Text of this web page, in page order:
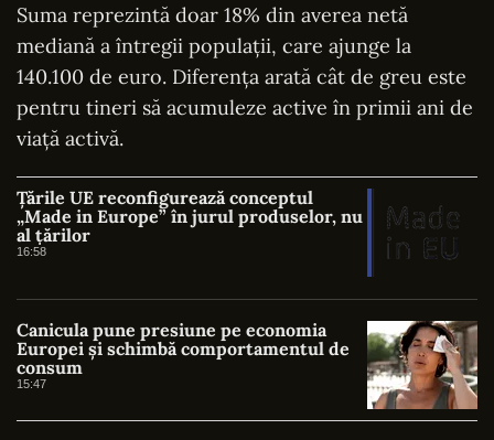
Suma reprezintă doar 18% din averea netă
mediană a întregii populații, care ajunge la
140.100 de euro. Diferența arată cât de greu este
pentru tineri să acumuleze active în primii ani de
viață activă.
Țările UE reconfigurează conceptul
„Made in Europe” în jurul produselor, nu
al țărilor
16:58
Canicula pune presiune pe economia
Europei și schimbă comportamentul de
consum
15:47